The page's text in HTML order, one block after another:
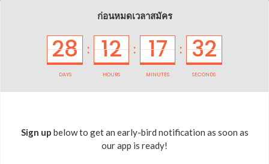
ก่อนหมดเวลาสมัคร
28
DAYS
: 12
HOURS
: 17
MINUTES
: 32
SECONDS
Sign up below to get an early-bird notification as soon as
our app is ready!